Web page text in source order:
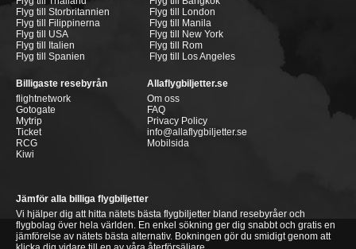
Flyg till Storbritannien
Flyg till Filippinerna
Flyg till USA
Flyg till Italien
Flyg till Spanien
Flyg till London
Flyg till Manila
Flyg till New York
Flyg till Rom
Flyg till Los Angeles
Billigaste resebyrån
flightnetwork
Gotogate
Mytrip
Ticket
RCG
Kiwi
Allaflygbiljetter.se
Om oss
FAQ
Privacy Policy
info@allaflygbiljetter.se
Mobilsida
Jämför alla billiga flygbiljetter
Vi hjälper dig att hitta nätets bästa flygbiljetter bland resebyråer och
flygbolag över hela världen. En enkel sökning ger dig snabbt och gratis en
jämförelse av nätets bästa alternativ. Bokningen gör du smidigt genom att